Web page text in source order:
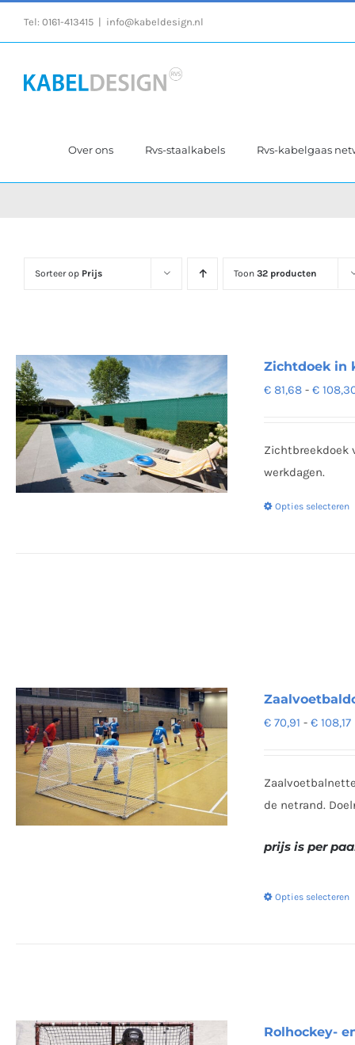
Tel: 0161-413415 info@kabeldesign.nl
Over ons Rvs-staalkabels Rvs-kabelgaas
Sorteer op Prijs Toon 32 producten
Zichtdoek in
€ 81,68 - €
Zichtbreekdoek
werkdagen.
Opties selecteren
€ 70,91 - € 108,17
de netrand.
prijs is per
Opties selecteren
Rolhockey-